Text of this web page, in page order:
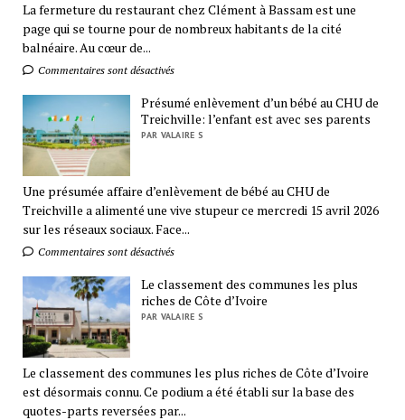
La fermeture du restaurant chez Clément à Bassam est une
page qui se tourne pour de nombreux habitants de la cité
balnéaire. Au cœur de...
Commentaires sont désactivés
Présumé enlèvement d’un bébé au CHU de
Treichville: l’enfant est avec ses parents
PAR VALAIRE S
Une présumée affaire d’enlèvement de bébé au CHU de
Treichville a alimenté une vive stupeur ce mercredi 15 avril 2026
sur les réseaux sociaux. Face...
Commentaires sont désactivés
Le classement des communes les plus
riches de Côte d’Ivoire
PAR VALAIRE S
Le classement des communes les plus riches de Côte d’Ivoire
est désormais connu. Ce podium a été établi sur la base des
quotes-parts reversées par...